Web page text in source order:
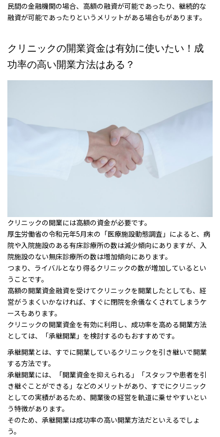
民間の金融機関の場合、高額の融資が可能であったり、継続的な
融資が可能であったりというメリットがある場合もがあります。
クリニックの開業資金は有効に使いたい！成
功率の高い開業方法はある？
クリニックの開業には高額の資金が必要です。
厚生労働省の令和元年5月末の「医療施設動態調査」によると、病
院や入院施設のある有床診療所の数は減少傾向にありますが、入
院施設のない無床診療所の数は増加傾向にあります。
つまり、ライバルとなり得るクリニックの数が増加しているとい
うことです。
高額の開業資金融資を受けてクリニックを開業したとしても、経
営がうまくいかなければ、すぐに閉院を余儀なくされてしまうケ
ースもあります。
クリニックの開業資金を有効に利用し、成功率を高める開業方法
としては、「承継開業」を検討するのもおすすめです。
承継開業とは、すでに開業しているクリニックを引き継いで開業
する方法です。
承継開業には、「開業資金を抑えられる」「スタッフや患者を引
き継ぐことができる」などのメリットがあり、すでにクリニック
としての実績があるため、開業後の経営を軌道に乗せやすいとい
う特徴があります。
そのため、承継開業は成功率の高い開業方法だといえるでしょ
う。